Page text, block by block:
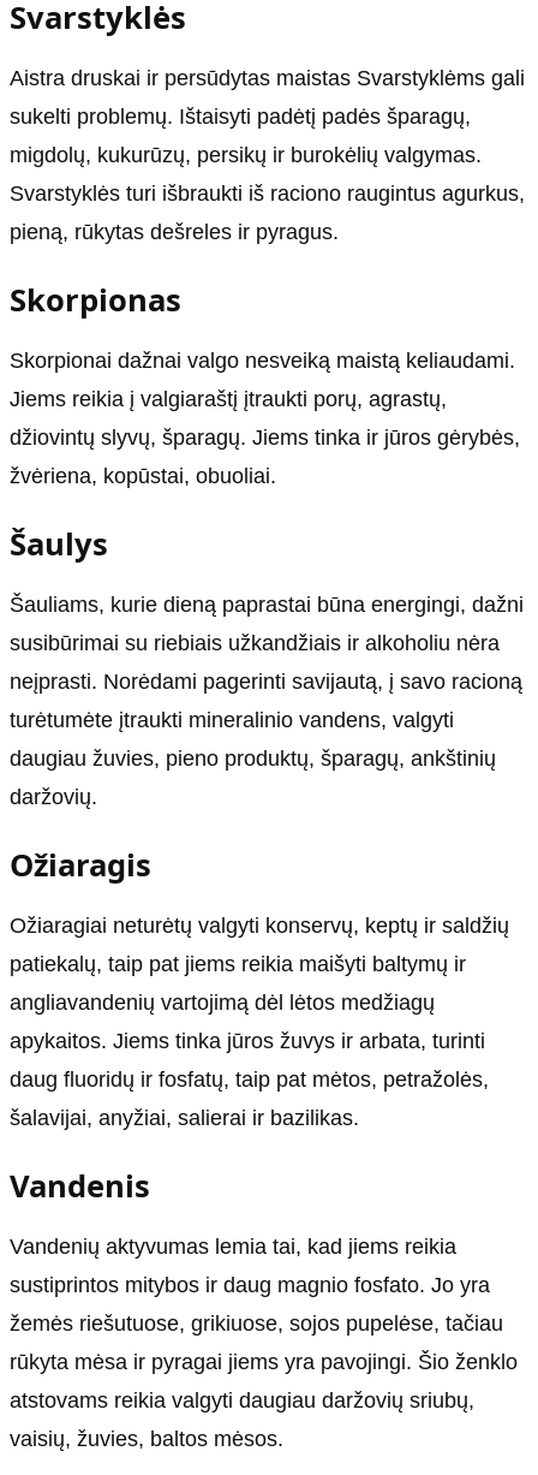
Svarstyklės
Aistra druskai ir persūdytas maistas Svarstyklėms gali
sukelti problemų. Ištaisyti padėtį padės šparagų,
migdolų, kukurūzų, persikų ir burokėlių valgymas.
Svarstyklės turi išbraukti iš raciono raugintus agurkus,
pieną, rūkytas dešreles ir pyragus.
Skorpionas
Skorpionai dažnai valgo nesveiką maistą keliaudami.
Jiems reikia į valgiaraštį įtraukti porų, agrastų,
džiovintų slyvų, šparagų. Jiems tinka ir jūros gėrybės,
žvėriena, kopūstai, obuoliai.
Šaulys
Šauliams, kurie dieną paprastai būna energingi, dažni
susibūrimai su riebiais užkandžiais ir alkoholiu nėra
neįprasti. Norėdami pagerinti savijautą, į savo racioną
turėtumėte įtraukti mineralinio vandens, valgyti
daugiau žuvies, pieno produktų, šparagų, ankštinių
daržovių.
Ožiaragis
Ožiaragiai neturėtų valgyti konservų, keptų ir saldžių
patiekalų, taip pat jiems reikia maišyti baltymų ir
angliavandenių vartojimą dėl lėtos medžiagų
apykaitos. Jiems tinka jūros žuvys ir arbata, turinti
daug fluoridų ir fosfatų, taip pat mėtos, petražolės,
šalavijai, anyžiai, salierai ir bazilikas.
Vandenis
Vandenių aktyvumas lemia tai, kad jiems reikia
sustiprintos mitybos ir daug magnio fosfato. Jo yra
žemės riešutuose, grikiuose, sojos pupelėse, tačiau
rūkyta mėsa ir pyragai jiems yra pavojingi. Šio ženklo
atstovams reikia valgyti daugiau daržovių sriubų,
vaisių, žuvies, baltos mėsos.